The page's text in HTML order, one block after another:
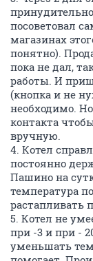
посоветовал
магазинах
понятно).
пока не дал,
работы. И
(кнопка и не
необходимо.
контакта
вручную.
4. Котел
постоянно
Пашино на
температура
растапливать
5. Котел не
при -3 и при -
уменьшать